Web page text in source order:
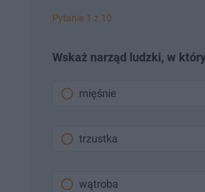
Pytanie 1 z 10
Wskaż narząd ludzki, w
mięśnie
trzustka
wątroba